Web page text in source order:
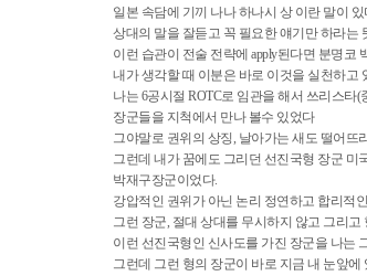
일본 속담에 기끼 나나 하나시 상 이란 말이
상대의 말을 잘듣고 꼭 필요한 얘기만 하라는
이런 습관이 전술 전략에 apply된다면 분명코
내가 생각할 때 이분은 바로 이것을 실천하고
나는 6공시절 ROTC로 임관을 해서 쓰리스타
장군들을 지척에서 만나 볼수 있었다
그야말로 권위의 상징, 날아가는 새도 떨어뜨
그런데 내가 꿈에도 그리던 선진국형 장군 미
박재구장군이었다.
강압적인 권위가 아닌 논리 정연하고 합리적
그런 장군, 절대 상대를 무시하지 않고 그리
이런 선진국형인 신사도를 가진 장군을 나는
그런데 그런 형의 장군이 바로 지금 내 눈앞에